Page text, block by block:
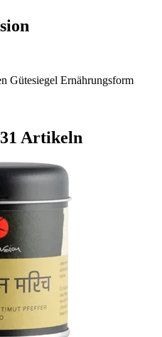
Gütesiegel Ernährungsform
Artikeln